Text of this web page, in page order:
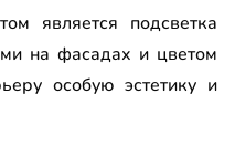
является подсветка
на фасадах и цветом
особую эстетику и